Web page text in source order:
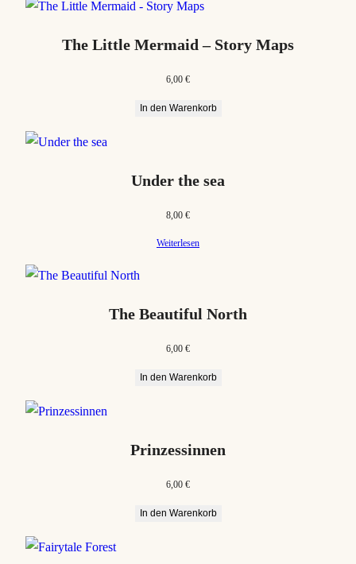
The Little Mermaid – Story Maps
6,00 €
In den Warenkorb
Under the sea
8,00 €
Weiterlesen
The Beautiful North
6,00 €
In den Warenkorb
Prinzessinnen
6,00 €
In den Warenkorb